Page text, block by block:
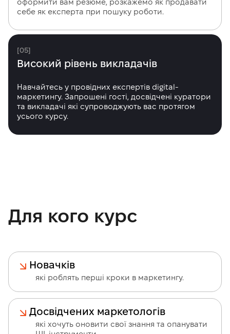
оформити вам резюме, розкажемо як продавати
себе як експерта при пошуку роботи.
[05]
Високий рівень викладачів
Навчайтесь у провідних експертів digital-
маркетингу. Запрошені гості, досвідчені куратори
та викладачі які супроводжують вас протягом
усього курсу.
Для кого курс
Новачків
які роблять перші кроки в маркетингу.
Досвідчених маркетологів
які хочуть оновити свої знання та опанувати